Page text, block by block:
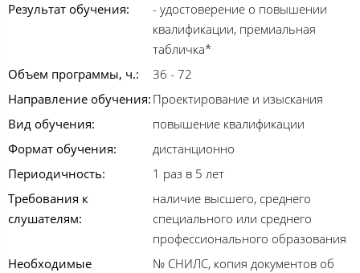
Результат обучения:
- удостоверение о повышении
квалификации, премиальная
табличка*
Объем программы, ч.:
36 - 72
Направление обучения: Проектирование и изыскания
Вид обучения:
повышение квалификации
Формат обучения:
дистанционно
Периодичность:
1 раз в 5 лет
Требования к
слушателям:
наличие высшего, среднего
специального или среднего
профессионального образования
Необходимые
№ СНИЛС, копия документов об